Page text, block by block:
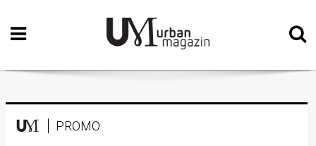
Početna
Vizualne
Teatar PROMO